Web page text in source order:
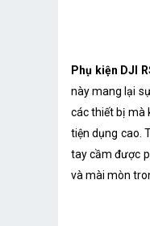
Phụ kiện DJI
này mang lại
các thiết bị mà
tiện dụng cao.
tay cầm được
và mài mòn